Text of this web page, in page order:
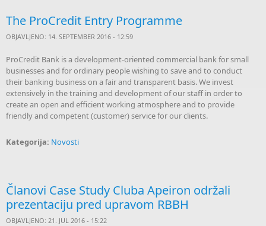
The ProCredit Entry Programme
OBJAVLJENO: 14. SEPTEMBER 2016 - 12:59
ProCredit Bank is a development-oriented commercial bank for small
businesses and for ordinary people wishing to save and to conduct
their banking business on a fair and transparent basis. We invest
extensively in the training and development of our staff in order to
create an open and efficient working atmosphere and to provide
friendly and competent (customer) service for our clients.
Kategorija: Novosti
Članovi Case Study Cluba Apeiron održali
prezentaciju pred upravom RBBH
OBJAVLJENO: 21. JUL 2016 - 15:22